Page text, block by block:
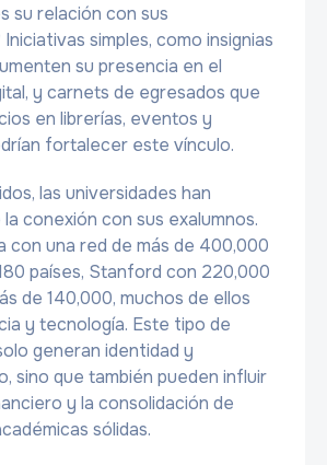
su relación con sus
simples, como insignias
su presencia en el
y carnets de egresados que
en librerías, eventos y
fortalecer este vínculo.
las universidades han
conexión con sus exalumnos.
con una red de más de 400,000
países, Stanford con 220,000
de 140,000, muchos de ellos
y tecnología. Este tipo de
generan identidad y
sino que también pueden influir
y la consolidación de
sólidas.